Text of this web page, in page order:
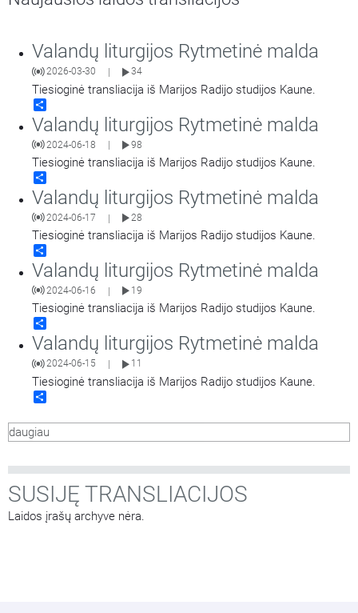
Valandų liturgijos Rytmetinė malda
2026-03-30 34
Tiesioginė transliacija iš Marijos Radijo studijos Kaune.
Valandų liturgijos Rytmetinė malda
2024-06-18 98
Tiesioginė transliacija iš Marijos Radijo studijos Kaune.
Valandų liturgijos Rytmetinė malda
2024-06-17 | 28
Tiesioginė transliacija iš Marijos Radijo studijos Kaune.
Valandų liturgijos Rytmetinė malda
2024-06-16 | 19
Tiesioginė transliacija iš Marijos Radijo studijos Kaune.
Valandų liturgijos Rytmetinė malda
2024-06-15 11
Tiesioginė transliacija iš Marijos Radijo studijos Kaune.
daugiau
SUSIJĘ TRANSLIACIJOS
Laidos įrašų archyve nėra.